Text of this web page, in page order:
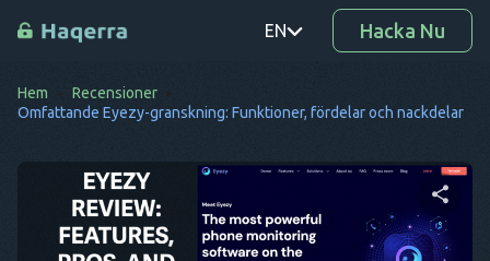
EN
PT
DE
Hacka Nu
Hem
Recensioner
Omfattande Eyezy-granskning: Funktioner, fördelar och nackdelar
Dela denna artikel